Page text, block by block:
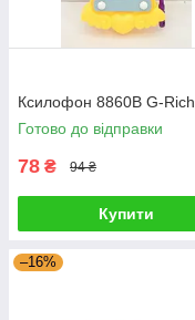
Ксилофон 8860B G-Rich
Готово до відправки
78 ₴ 94 ₴
Купити
–16%